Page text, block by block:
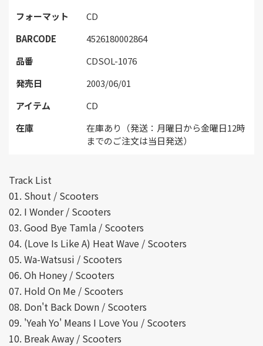
フォーマット
CD
BARCODE
4526180002864
品番
CDSOL-1076
発売日
2003/06/01
アイテム
CD
在庫
在庫あり（発送：月曜日から金曜日12時
までのご注文は当日発送）
Track List
01. Shout / Scooters
02. I Wonder / Scooters
03. Good Bye Tamla / Scooters
04. (Love Is Like A) Heat Wave / Scooters
05. Wa-Watsusi / Scooters
06. Oh Honey / Scooters
07. Hold On Me / Scooters
08. Don't Back Down / Scooters
09. 'Yeah Yo' Means I Love You / Scooters
10. Break Away / Scooters